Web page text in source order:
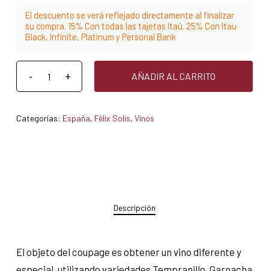
El descuento se verá reflejado directamente al finalizar
su compra. 15% Con todas las tajetas Itaú. 25% Con Itau
Black, Infinite, Platinum y Personal Bank
AÑADIR AL CARRITO
Categorías: España, Félix Solís, Vinos
Descripción
El objeto del coupage es obtener un vino diferente y